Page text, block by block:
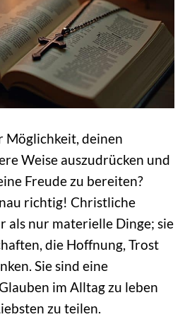
Möglichkeit, deinen
Weise auszudrücken und
Freude zu bereiten?
richtig! Christliche
als nur materielle Dinge; sie
die Hoffnung, Trost
Sie sind eine
im Alltag zu leben
zu teilen.